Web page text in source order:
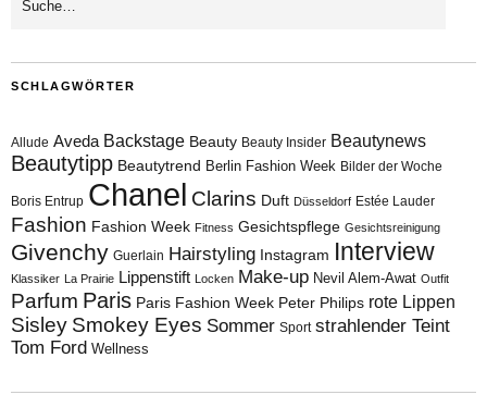
SCHLAGWÖRTER
Allude Aveda Backstage Beauty Beauty Insider Beautynews
Beautytipp Beautytrend Berlin Fashion Week Bilder der Woche
Boris Entrup Chanel Clarins Duft Düsseldorf Estée Lauder
Fashion Fashion Week Fitness Gesichtspflege Gesichtsreinigung
Givenchy Guerlain Hairstyling Instagram Interview
Klassiker La Prairie Lippenstift Locken Make-up Nevil Alem-Awat Outfit
Parfum Paris Paris Fashion Week Peter Philips rote Lippen
Sisley Smokey Eyes Sommer Sport strahlender Teint
Tom Ford Wellness